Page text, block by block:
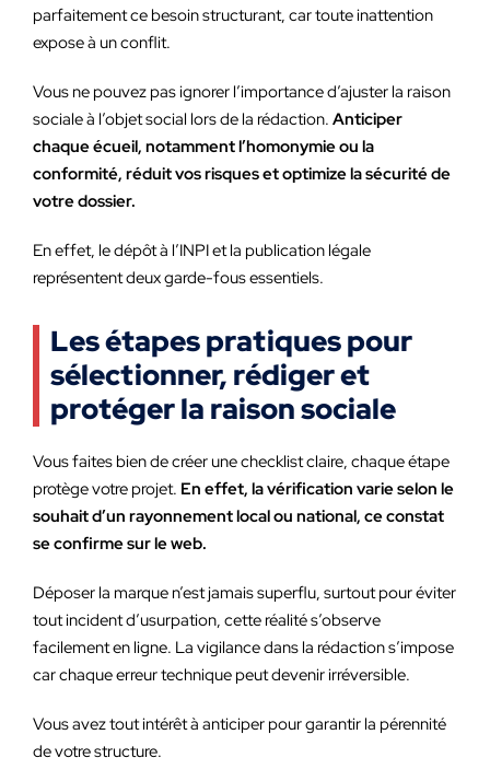
parfaitement ce besoin structurant, car toute inattention
expose à un conflit.
Vous ne pouvez pas ignorer l’importance d’ajuster la raison
sociale à l’objet social lors de la rédaction. Anticiper
chaque écueil, notamment l’homonymie ou la
conformité, réduit vos risques et optimize la sécurité de
votre dossier.
En effet, le dépôt à l’INPI et la publication légale
représentent deux garde-fous essentiels.
Les étapes pratiques pour
sélectionner, rédiger et
protéger la raison sociale
Vous faites bien de créer une checklist claire, chaque étape
protège votre projet. En effet, la vérification varie selon le
souhait d’un rayonnement local ou national, ce constat
se confirme sur le web.
Déposer la marque n’est jamais superflu, surtout pour éviter
tout incident d’usurpation, cette réalité s’observe
facilement en ligne. La vigilance dans la rédaction s’impose
car chaque erreur technique peut devenir irréversible.
Vous avez tout intérêt à anticiper pour garantir la pérennité
de votre structure.